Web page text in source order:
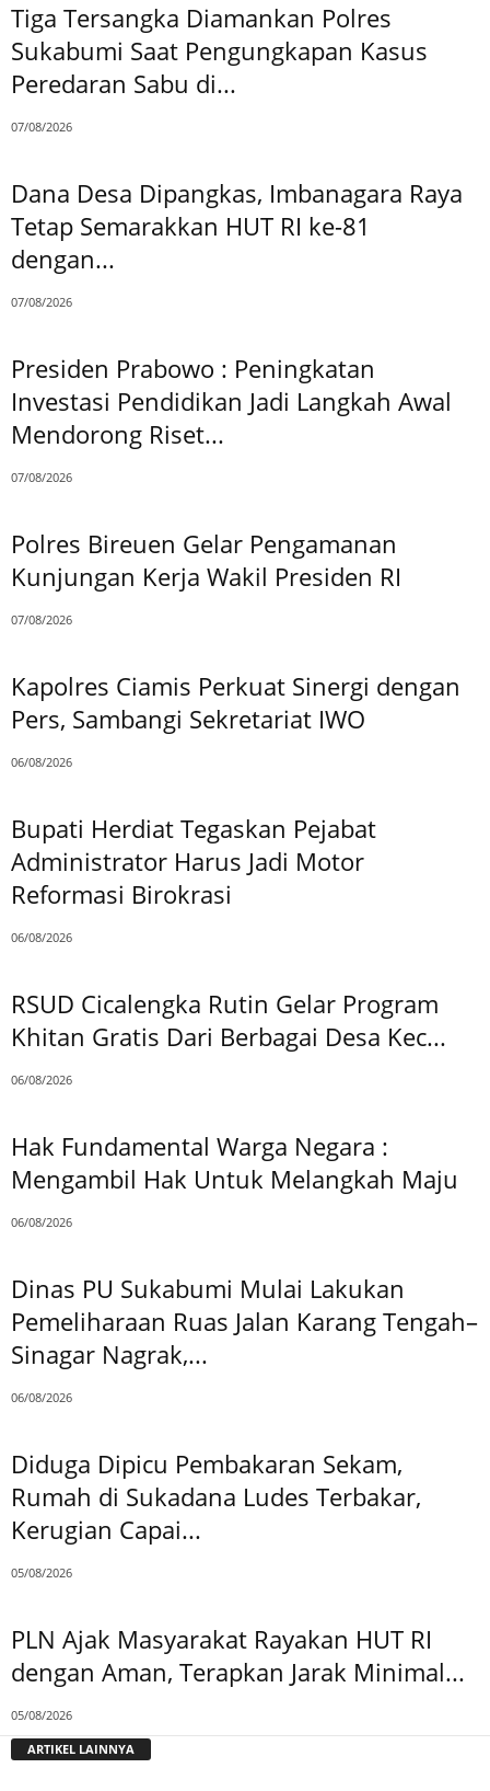
Tiga Tersangka Diamankan Polres
Sukabumi Saat Pengungkapan Kasus
Peredaran Sabu di...
07/08/2026
Dana Desa Dipangkas, Imbanagara Raya
Tetap Semarakkan HUT RI ke-81
dengan...
07/08/2026
Presiden Prabowo : Peningkatan
Investasi Pendidikan Jadi Langkah Awal
Mendorong Riset...
07/08/2026
Polres Bireuen Gelar Pengamanan
Kunjungan Kerja Wakil Presiden RI
07/08/2026
Kapolres Ciamis Perkuat Sinergi dengan
Pers, Sambangi Sekretariat IWO
06/08/2026
Bupati Herdiat Tegaskan Pejabat
Administrator Harus Jadi Motor
Reformasi Birokrasi
06/08/2026
RSUD Cicalengka Rutin Gelar Program
Khitan Gratis Dari Berbagai Desa Kec...
06/08/2026
Hak Fundamental Warga Negara :
Mengambil Hak Untuk Melangkah Maju
06/08/2026
Dinas PU Sukabumi Mulai Lakukan
Pemeliharaan Ruas Jalan Karang Tengah–
Sinagar Nagrak,...
06/08/2026
Diduga Dipicu Pembakaran Sekam,
Rumah di Sukadana Ludes Terbakar,
Kerugian Capai...
05/08/2026
PLN Ajak Masyarakat Rayakan HUT RI
dengan Aman, Terapkan Jarak Minimal...
05/08/2026
ARTIKEL LAINNYA